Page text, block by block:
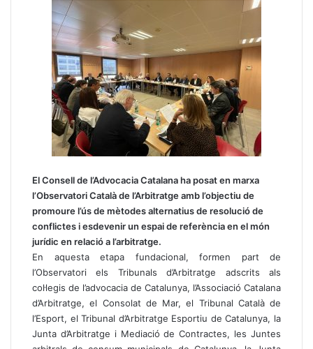
El Consell de l’Advocacia Catalana ha posat en marxa
l’Observatori Català de l’Arbitratge amb l’objectiu de
promoure l’ús de mètodes alternatius de resolució de
conflictes i esdevenir un espai de referència en el món
jurídic en relació a l’arbitratge.
En aquesta etapa fundacional, formen part de
l’Observatori els Tribunals d’Arbitratge adscrits als
col·legis de l’advocacia de Catalunya, l’Associació Catalana
d’Arbitratge, el Consolat de Mar, el Tribunal Català de
l’Esport, el Tribunal d’Arbitratge Esportiu de Catalunya, la
Junta d’Arbitratge i Mediació de Contractes, les Juntes